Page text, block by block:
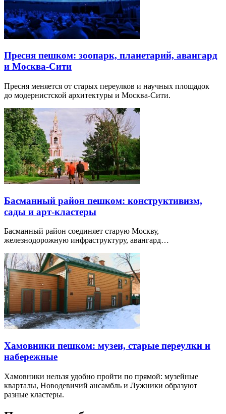
Пресня пешком: зоопарк, планетарий, авангард
и Москва-Сити
Пресня меняется от старых переулков и научных площадок
до модернистской архитектуры и Москва-Сити.
Басманный район пешком: конструктивизм,
сады и арт-кластеры
Басманный район соединяет старую Москву,
железнодорожную инфраструктуру, авангард…
Хамовники пешком: музеи, старые переулки и
набережные
Хамовники нельзя удобно пройти по прямой: музейные
кварталы, Новодевичий ансамбль и Лужники образуют
разные кластеры.